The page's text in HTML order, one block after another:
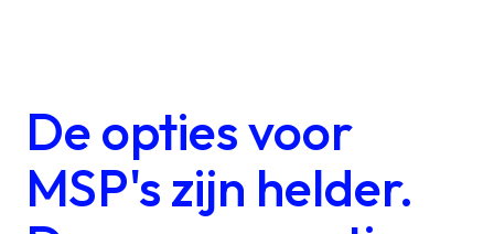
bij
Mijn
De opties voor
MSP's zijn helder.